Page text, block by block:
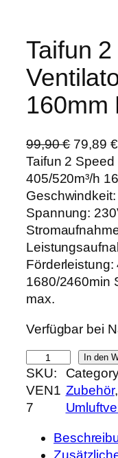
Taifun
160mm
99,90€ U
r
s
p
r
ü
n
g
l
h
e
r
P
r
i
s
79,89 €A
Taifun 2
405/520m³/h
Spannung:
Förderleistung:
1680/2460min
max.
Verfügbar bei
a
i
f
In den
SKU:
VEN1
7
Zubehör